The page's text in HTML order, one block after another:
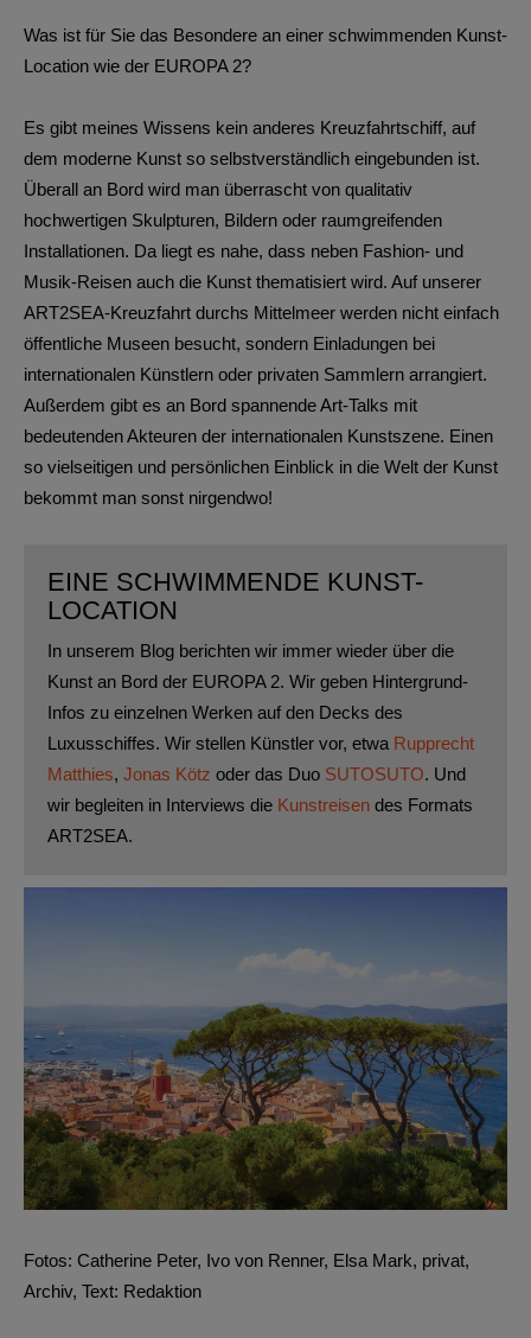
Was ist für Sie das Besondere an einer schwimmenden Kunst-
Location wie der EUROPA 2?
Es gibt meines Wissens kein anderes Kreuzfahrtschiff, auf
dem moderne Kunst so selbstverständlich eingebunden ist.
Überall an Bord wird man überrascht von qualitativ
hochwertigen Skulpturen, Bildern oder raumgreifenden
Installationen. Da liegt es nahe, dass neben Fashion- und
Musik-Reisen auch die Kunst thematisiert wird. Auf unserer
ART2SEA-Kreuzfahrt durchs Mittelmeer werden nicht einfach
öffentliche Museen besucht, sondern Einladungen bei
internationalen Künstlern oder privaten Sammlern arrangiert.
Außerdem gibt es an Bord spannende Art-Talks mit
bedeutenden Akteuren der internationalen Kunstszene. Einen
so vielseitigen und persönlichen Einblick in die Welt der Kunst
bekommt man sonst nirgendwo!
EINE SCHWIMMENDE KUNST-
LOCATION
In unserem Blog berichten wir immer wieder über die
Kunst an Bord der EUROPA 2. Wir geben Hintergrund-
Infos zu einzelnen Werken auf den Decks des
Luxusschiffes. Wir stellen Künstler vor, etwa Rupprecht
Matthies, Jonas Kötz oder das Duo SUTOSUTO. Und
wir begleiten in Interviews die Kunstreisen des Formats
ART2SEA.
Fotos: Catherine Peter, Ivo von Renner, Elsa Mark, privat,
Archiv, Text: Redaktion